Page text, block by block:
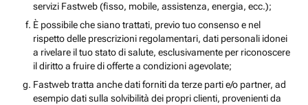
servizi Fastweb (fisso, mobile, assistenza, energia, ecc.);
È possibile che siano trattati, previo tuo consenso e nel
rispetto delle prescrizioni regolamentari, dati personali idonei
a rivelare il tuo stato di salute, esclusivamente per riconoscere
il diritto a fruire di offerte a condizioni agevolate;
Fastweb tratta anche dati forniti da terze parti e/o partner, ad
esempio dati sulla solvibilità dei propri clienti, provenienti da